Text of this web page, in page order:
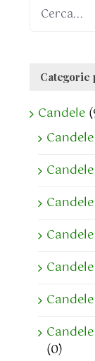
Categorie
Candele
(0)